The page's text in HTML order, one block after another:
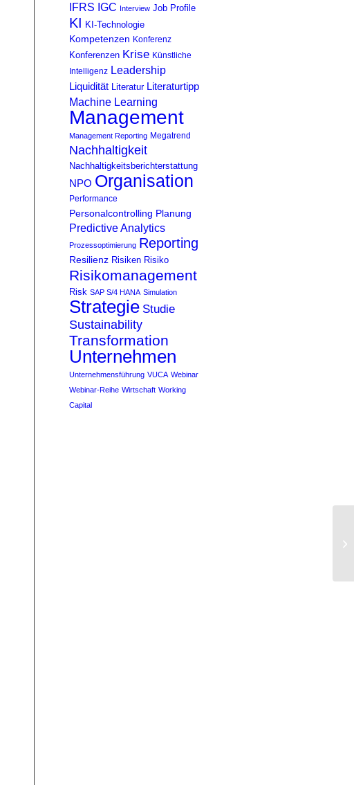
IFRS IGC Interview Job Profile
KI KI-Technologie
Kompetenzen Konferenz
Konferenzen Krise Künstliche
Intelligenz Leadership
Liquidität Literatur Literaturtipp
Machine Learning
Management
Management Reporting Megatrend
Nachhaltigkeit
Nachhaltigkeitsberichterstattung
NPO Organisation
Performance
Personalcontrolling Planung
Predictive Analytics
Prozessoptimierung Reporting
Resilienz Risiken Risiko
Risikomanagement
Risk SAP S/4 HANA Simulation
Strategie Studie
Sustainability
Transformation
Unternehmen
Unternehmensführung VUCA Webinar
Webinar-Reihe Wirtschaft Working
Capital